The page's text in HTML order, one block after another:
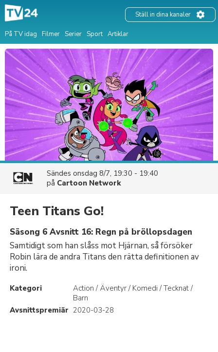
På TV idag Filmer Serier Sport Artiklar
Ställ in dina kanaler
Sändes onsdag 8/7, 19:30 - 19:40
på Cartoon Network
Teen Titans Go!
Säsong 6 Avsnitt 16: Regn på bröllopsdagen
Samtidigt som han slåss mot Hjärnan, så försöker
Robin lära de andra Titans den rätta definitionen av
ironi.
Kategori
Action / Äventyr / Komedi / Tecknat /
Barn
Avsnittspremiär 2020-03-28